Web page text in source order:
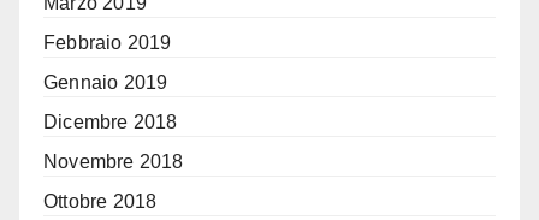
Febbraio 2019
Gennaio 2019
Dicembre 2018
Novembre 2018
Ottobre 2018